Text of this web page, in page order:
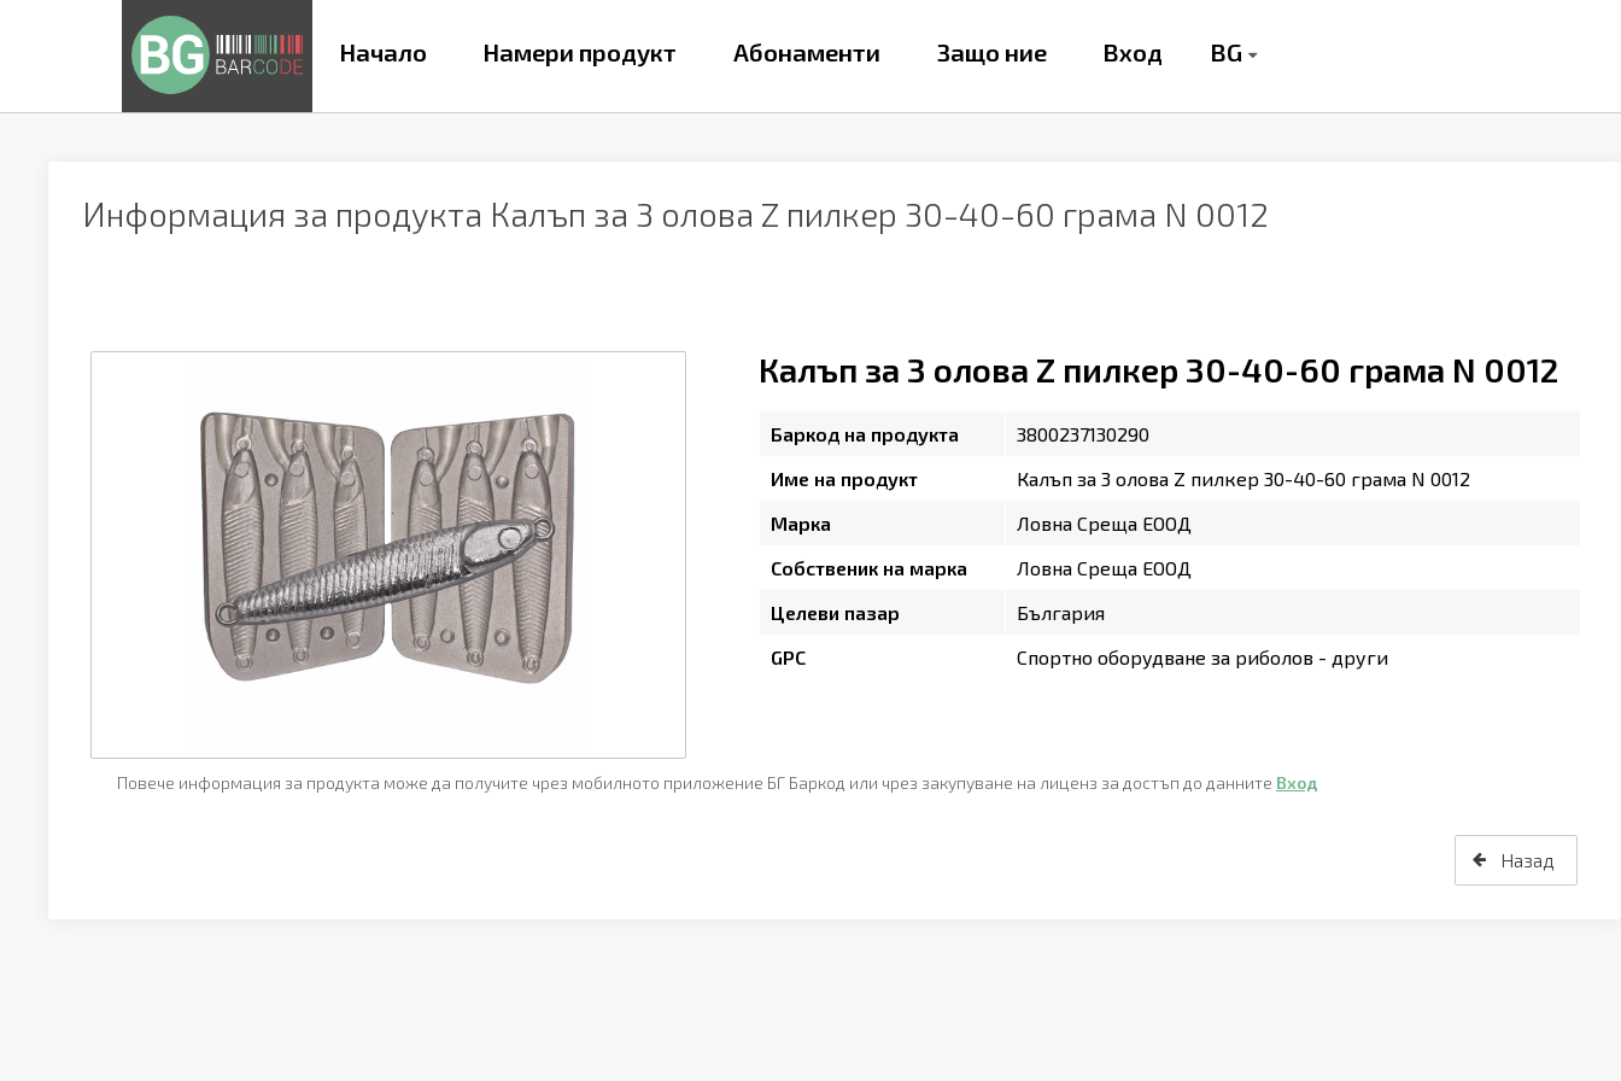
Начало Намери продукт Абонаменти Защо ние Вход BG
Информация за продукта Калъп за 3 олова Z пилкер 30-40-60 грама N 0012
Калъп за 3 олова Z пилкер 30-40-60 грама N 0012
Баркод на продукта
3800237130290
Име на продукт
Калъп за 3 олова Z пилкер 30-40-60 грама N 0012
Марка
Ловна Среща ЕООД
Собственик на марка
Ловна Среща ЕООД
Целеви пазар
България
GPC
Спортно оборудване за риболов - други
Повече информация за продукта може да получите чрез мобилното приложение БГ Баркод или чрез закупуване на лиценз за достъп до данните Вход
Назад